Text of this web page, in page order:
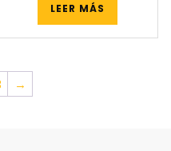
LEER MÁS
→